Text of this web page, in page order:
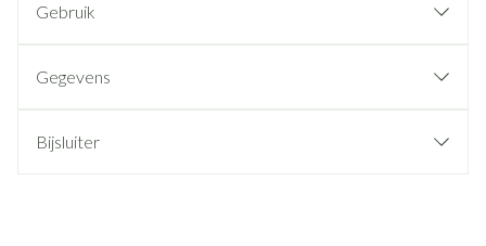
Gebruik
Gegevens
Bijsluiter